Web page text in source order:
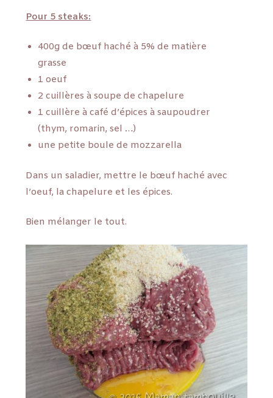
Pour 5 steaks:
400g de bœuf haché à 5% de matière
grasse
1 oeuf
2 cuillères à soupe de chapelure
1 cuillère à café d’épices à saupoudrer
(thym, romarin, sel …)
une petite boule de mozzarella
Dans un saladier, mettre le bœuf haché avec
l’oeuf, la chapelure et les épices.
Bien mélanger le tout.